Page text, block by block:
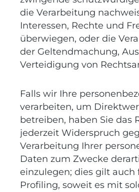
die Verarbeitung
Interessen, Rechte und
überwiegen, oder die
der Geltendmachung,
Verteidigung von
Falls wir Ihre
verarbeiten, um
betreiben, haben Sie das
jederzeit Widerspruch
Verarbeitung Ihrer
Daten zum Zwecke
einzulegen; dies gilt auch
Profiling, soweit es mit